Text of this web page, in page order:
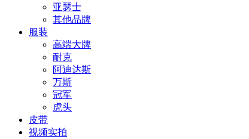
亚瑟士
其他品牌
服装
高端大牌
耐克
阿迪达斯
万斯
冠军
虎头
皮带
视频实拍